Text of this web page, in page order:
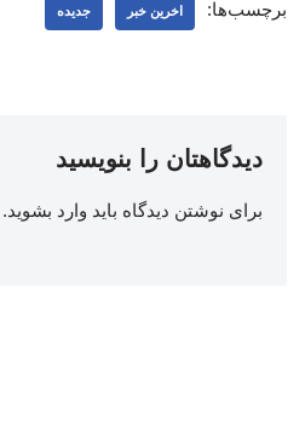
برچسب‌ها: اخرین خبر جدیده
دیدگاهتان را بنویسید
برای نوشتن دیدگاه باید وارد بشوید.